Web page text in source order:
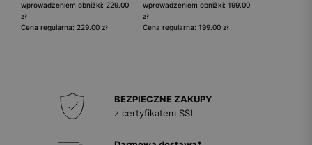
wprowadzeniem obniżki: 229.00
zł
Cena regularna: 229.00 zł
wprowadzeniem obniżki: 199.00
zł
Cena regularna: 199.00 zł
BEZPIECZNE ZAKUPY
z certyfikatem SSL